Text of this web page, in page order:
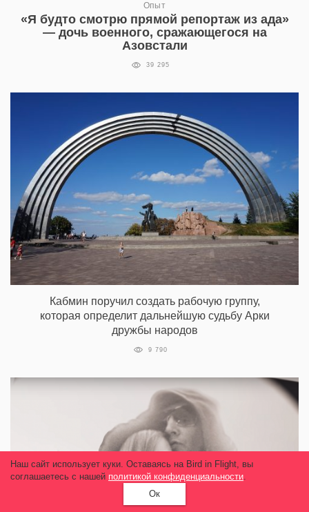
Опыт
«Я будто смотрю прямой репортаж из ада»
— дочь военного, сражающегося на
Азовстали
39 295
Кабмин поручил создать рабочую группу,
которая определит дальнейшую судьбу Арки
дружбы народов
9 790
Наш сайт использует куки. Оставаясь на Bird in Flight, вы
соглашаетесь с нашей политикой конфиденциальности.
Ок